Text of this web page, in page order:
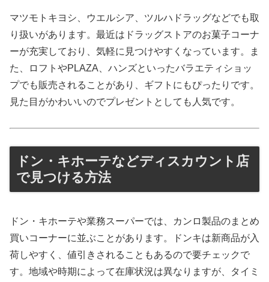
マツモトキヨシ、ウエルシア、ツルハドラッグなどでも取
り扱いがあります。最近はドラッグストアのお菓子コーナ
ーが充実しており、気軽に見つけやすくなっています。ま
た、ロフトやPLAZA、ハンズといったバラエティショッ
プでも販売されることがあり、ギフトにもぴったりです。
見た目がかわいいのでプレゼントとしても人気です。
ドン・キホーテなどディスカウント店
で見つける方法
ドン・キホーテや業務スーパーでは、カンロ製品のまとめ
買いコーナーに並ぶことがあります。ドンキは新商品が入
荷しやすく、値引きされることもあるので要チェックで
す。地域や時期によって在庫状況は異なりますが、タイミ